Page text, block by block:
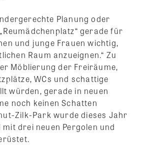
Planung oder
gerade für
und junge Frauen wichtig,
Raum anzueignen.“ Zu
Möblierung der Freiräume,
WCs und schattige
würden, gerade in neuen
noch keinen Schatten
Zilk-Park wurde dieses Jahr
drei neuen Pergolen und